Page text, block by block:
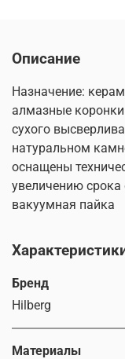
Описание
Назначение:
алмазные
сухого
натуральном
оснащены
увеличению срока
вакуумная пайка
Бренд
Hilberg
Материалы